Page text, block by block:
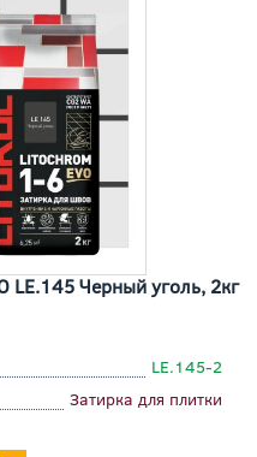
LE.145 Черный уголь, 2кг
LE.145-2
Затирка для плитки